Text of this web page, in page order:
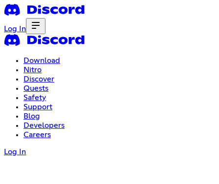
Log In
Download
Nitro
Discover
Quests
Safety
Support
Blog
Developers
Careers
Log In